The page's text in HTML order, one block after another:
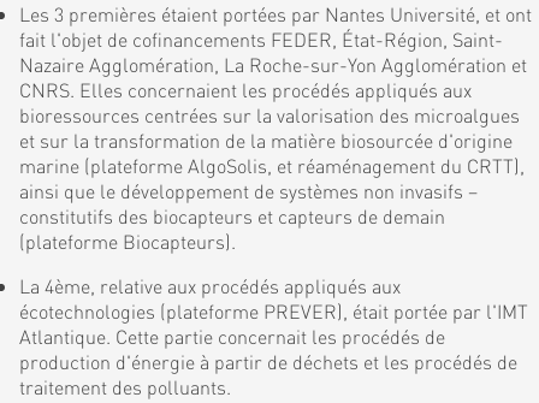
Les 3 premières étaient portées par Nantes Université, et ont
fait l'objet de cofinancements FEDER, État-Région, Saint-
Nazaire Agglomération, La Roche-sur-Yon Agglomération et
CNRS. Elles concernaient les procédés appliqués aux
bioressources centrées sur la valorisation des microalgues
et sur la transformation de la matière biosourcée d'origine
marine (plateforme AlgoSolis, et réaménagement du CRTT),
ainsi que le développement de systèmes non invasifs –
constitutifs des biocapteurs et capteurs de demain
(plateforme Biocapteurs).
La 4ème, relative aux procédés appliqués aux
écotechnologies (plateforme PREVER), était portée par l'IMT
Atlantique. Cette partie concernait les procédés de
production d'énergie à partir de déchets et les procédés de
traitement des polluants.